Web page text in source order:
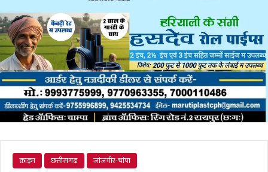
क्राइम छत्तीसगढ़ जांजगीर-चांपा